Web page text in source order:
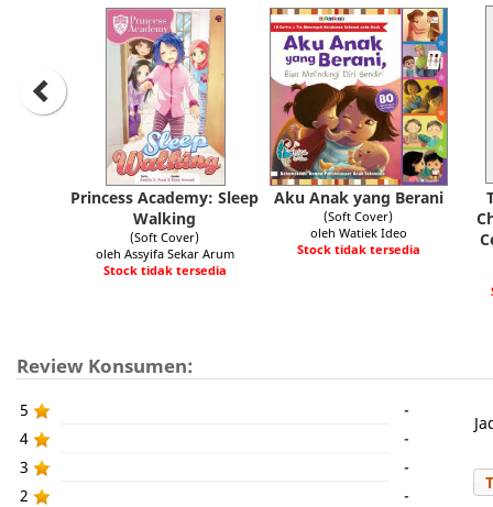
Princess Academy: Sleep
Walking
(Soft Cover)
oleh Assyifa Sekar Arum
Stock tidak tersedia
Aku Anak yang Berani
(Soft Cover)
oleh Watiek Ideo
Stock tidak tersedia
Review Konsumen:
5
-
4
-
3
-
2
-